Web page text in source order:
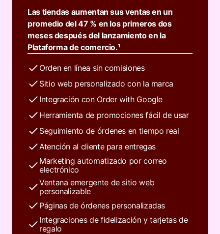
Las tiendas aumentan sus ventas en un
promedio del 47 % en los primeros dos
meses después del lanzamiento en la
Plataforma de comercio.¹
Orden en línea sin comisiones
Sitio web personalizado con la marca
Integración con Order with Google
Herramienta de promociones fácil de usar
Seguimiento de órdenes en tiempo real
Atención al cliente para entregas
Marketing automatizado por correo
electrónico
Ventana emergente de sitio web
personalizable
Páginas de órdenes personalizadas
Integraciones de fidelización y tarjetas de
regalo